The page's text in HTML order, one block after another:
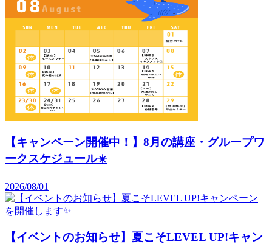
【キャンペーン開催中！】8月の講座・グループワ
ークスケジュール☀️
2026/08/01
【イベントのお知らせ】夏こそLEVEL UP!キャン